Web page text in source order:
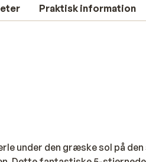
Praktisk information
under den græske sol på den